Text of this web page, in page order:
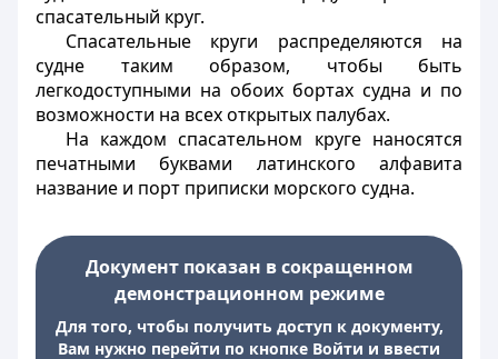
спасательный круг.
Спасательные круги распределяются на
судне таким образом, чтобы быть
легкодоступными на обоих бортах судна и по
возможности на всех открытых палубах.
На каждом спасательном круге наносятся
печатными буквами латинского алфавита
название и порт приписки морского судна.
Документ показан в сокращенном
демонстрационном режиме
Для того, чтобы получить доступ к документу,
Вам нужно перейти по кнопке Войти и ввести